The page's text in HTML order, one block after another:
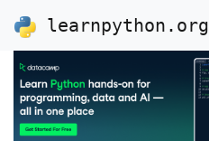
learnpython.org